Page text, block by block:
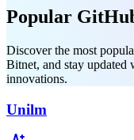
Popular
Discover the most
Bitnet, and stay updated
innovations.
Unilm